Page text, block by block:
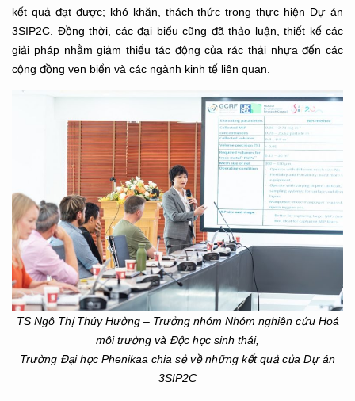
kết quả đạt được; khó khăn, thách thức trong thực hiện Dự án
3SIP2C. Đồng thời, các đại biểu cũng đã thảo luận, thiết kế các
giải pháp nhằm giảm thiểu tác động của rác thải nhựa đến các
cộng đồng ven biển và các ngành kinh tế liên quan.
TS Ngô Thị Thúy Hường – Trưởng nhóm Nhóm nghiên cứu Hoá
môi trường và Độc học sinh thái,
Trường Đại học Phenikaa chia sẻ về những kết quả của Dự án
3SIP2C